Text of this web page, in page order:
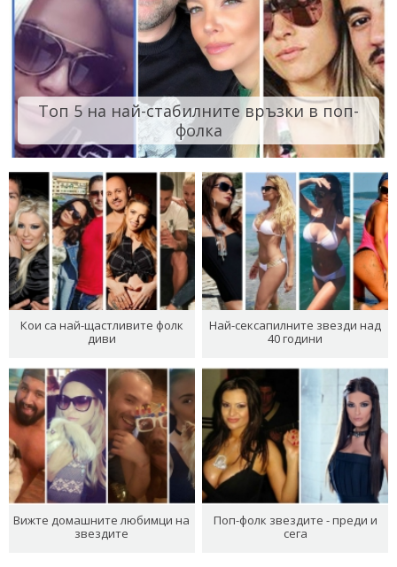
Топ 5 на най-стабилните връзки в поп-
фолка
Кои са най-щастливите фолк
диви
Най-сексапилните звезди над
40 години
Вижте домашните любимци на
звездите
Поп-фолк звездите - преди и
сега